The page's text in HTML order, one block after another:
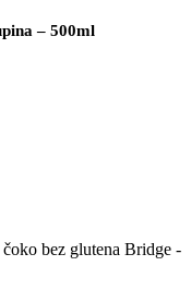
– 500ml